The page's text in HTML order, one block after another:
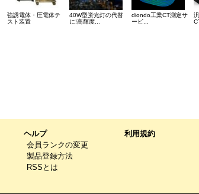
強誘電体・圧電体テ
スト装置
40W型蛍光灯の代替
に!高輝度...
diondo工業CT測定サ
ービ...
ヘルプ
会員ランクの変更
製品登録方法
RSSとは
利用規約